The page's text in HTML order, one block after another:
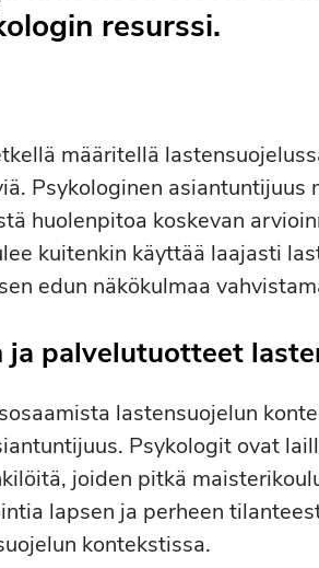
resurssi.
määritellä
Psykologinen asiantuntijuus
huolenpitoa koskevan
kuitenkin käyttää laajasti
edun näkökulmaa
ja palvelutuotteet
lastensuojelun
Psykologit ovat
joiden pitkä
lapsen ja perheen
kontekstissa.